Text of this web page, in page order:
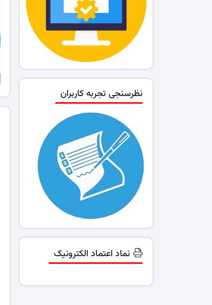
نظرسنجی تجربه کاربران
نماد اعتماد الکترونیک